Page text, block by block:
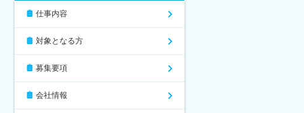
仕事内容
対象となる方
募集要項
会社情報